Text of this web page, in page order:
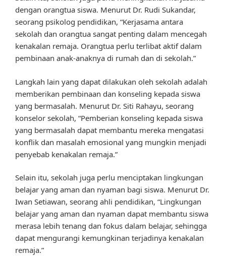
dengan orangtua siswa. Menurut Dr. Rudi Sukandar,
seorang psikolog pendidikan, “Kerjasama antara
sekolah dan orangtua sangat penting dalam mencegah
kenakalan remaja. Orangtua perlu terlibat aktif dalam
pembinaan anak-anaknya di rumah dan di sekolah.”
Langkah lain yang dapat dilakukan oleh sekolah adalah
memberikan pembinaan dan konseling kepada siswa
yang bermasalah. Menurut Dr. Siti Rahayu, seorang
konselor sekolah, “Pemberian konseling kepada siswa
yang bermasalah dapat membantu mereka mengatasi
konflik dan masalah emosional yang mungkin menjadi
penyebab kenakalan remaja.”
Selain itu, sekolah juga perlu menciptakan lingkungan
belajar yang aman dan nyaman bagi siswa. Menurut Dr.
Iwan Setiawan, seorang ahli pendidikan, “Lingkungan
belajar yang aman dan nyaman dapat membantu siswa
merasa lebih tenang dan fokus dalam belajar, sehingga
dapat mengurangi kemungkinan terjadinya kenakalan
remaja.”